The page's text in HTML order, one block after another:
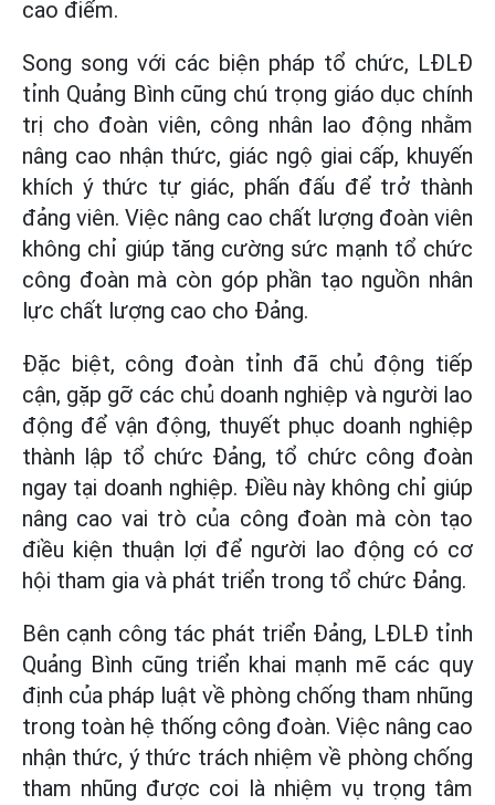
cao điểm.
Song song với các biện pháp tổ chức, LĐLĐ
tỉnh Quảng Bình cũng chú trọng giáo dục chính
trị cho đoàn viên, công nhân lao động nhằm
nâng cao nhận thức, giác ngộ giai cấp, khuyến
khích ý thức tự giác, phấn đấu để trở thành
đảng viên. Việc nâng cao chất lượng đoàn viên
không chỉ giúp tăng cường sức mạnh tổ chức
công đoàn mà còn góp phần tạo nguồn nhân
lực chất lượng cao cho Đảng.
Đặc biệt, công đoàn tỉnh đã chủ động tiếp
cận, gặp gỡ các chủ doanh nghiệp và người lao
động để vận động, thuyết phục doanh nghiệp
thành lập tổ chức Đảng, tổ chức công đoàn
ngay tại doanh nghiệp. Điều này không chỉ giúp
nâng cao vai trò của công đoàn mà còn tạo
điều kiện thuận lợi để người lao động có cơ
hội tham gia và phát triển trong tổ chức Đảng.
Bên cạnh công tác phát triển Đảng, LĐLĐ tỉnh
Quảng Bình cũng triển khai mạnh mẽ các quy
định của pháp luật về phòng chống tham nhũng
trong toàn hệ thống công đoàn. Việc nâng cao
nhận thức, ý thức trách nhiệm về phòng chống
tham nhũng được coi là nhiệm vụ trọng tâm